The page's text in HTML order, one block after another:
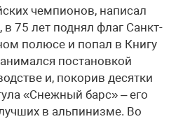
чемпионов, написал
75 лет поднял флаг Санкт-
полюсе и попал в Книгу
постановкой
и, покорив десятки
«Снежный барс» – его
в альпинизме. Во